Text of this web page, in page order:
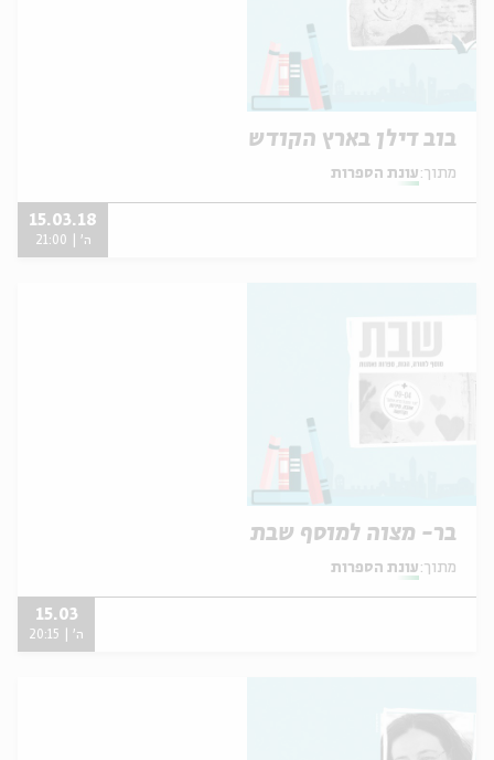
בוב דילן בארץ הקודש
מתוך: עונת הספרות
15.03.18
ה' | 21:00
בר- מצוה למוסף שבת
מתוך: עונת הספרות
15.03
ה' | 20:15